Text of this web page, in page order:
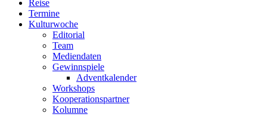
Reise
Termine
Kulturwoche
Editorial
Team
Mediendaten
Gewinnspiele
Adventkalender
Workshops
Kooperationspartner
Kolumne